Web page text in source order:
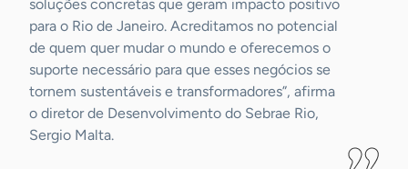
soluções concretas que geram impacto positivo
para o Rio de Janeiro. Acreditamos no potencial
de quem quer mudar o mundo e oferecemos o
suporte necessário para que esses negócios se
tornem sustentáveis e transformadores”, afirma
o diretor de Desenvolvimento do Sebrae Rio,
Sergio Malta.